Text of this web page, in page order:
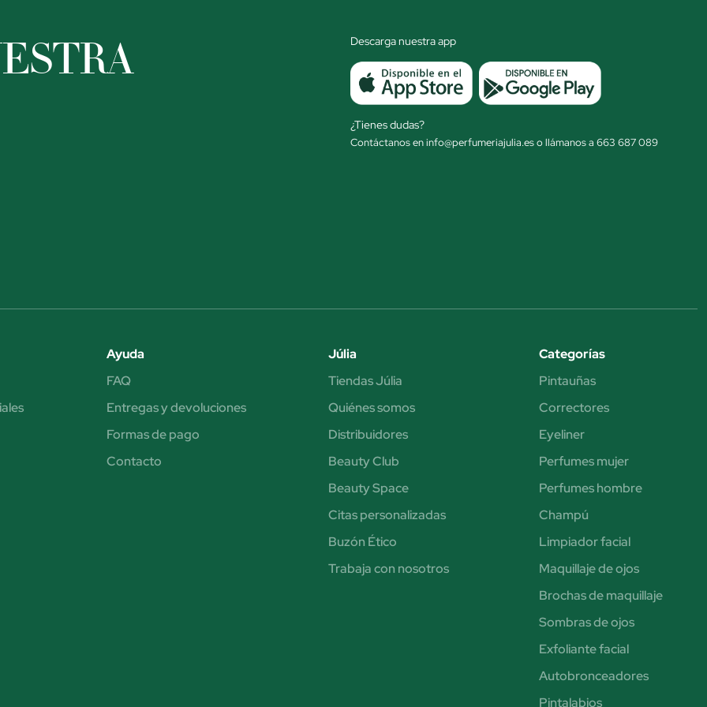
Descarga nuestra app
¿Tienes dudas?
Contáctanos en info@perfumeriajulia.es o llámanos a 663 687 089
Ayuda
FAQ
Entregas y devoluciones
Formas de pago
Contacto
Júlia
Tiendas Júlia
Quiénes somos
Distribuidores
Beauty Club
Beauty Space
Citas personalizadas
Buzón Ético
Trabaja con nosotros
Categorías
Pintauñas
Correctores
Eyeliner
Perfumes mujer
Perfumes hombre
Champú
Limpiador facial
Maquillaje de ojos
Brochas de maquillaje
Sombras de ojos
Exfoliante facial
Autobronceadores
Pintalabios